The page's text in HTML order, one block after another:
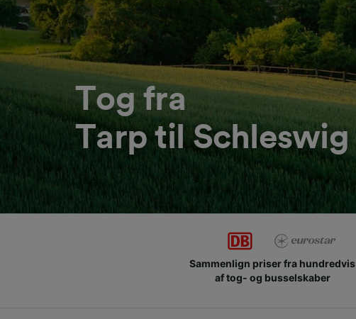
Tog fra
Tarp til Schleswig
Sammenlign priser fra hundredvis
af tog- og busselskaber